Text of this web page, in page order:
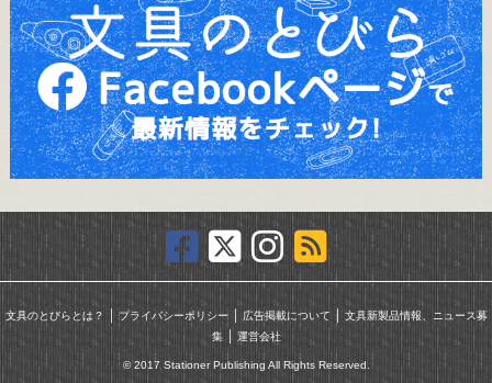
文具のとびらとは？ ｜ プライバシーポリシー｜ 広告掲載について ｜ 文具新製品情報、ニュース募
集｜ 運営会社
© 2017 Stationer Publishing All Rights Reserved.